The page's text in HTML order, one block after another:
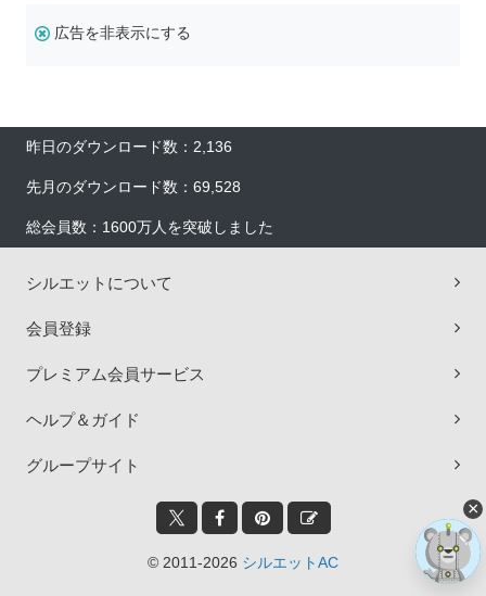
広告を非表示にする
昨日のダウンロード数：2,136
先月のダウンロード数：69,528
総会員数：1600万人を突破しました
シルエットについて
会員登録
プレミアム会員サービス
ヘルプ＆ガイド
グループサイト
© 2011-2026 シルエットAC
×